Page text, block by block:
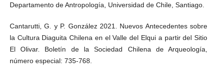
Departamento de Antropología, Universidad de Chile, Santiago.
Cantarutti, G. y P. González 2021. Nuevos Antecedentes sobre
la Cultura Diaguita Chilena en el Valle del Elqui a partir del Sitio
El Olivar. Boletín de la Sociedad Chilena de Arqueología,
número especial: 735-768.